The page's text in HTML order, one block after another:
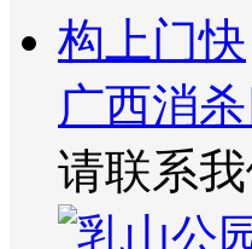
广西消
请联系